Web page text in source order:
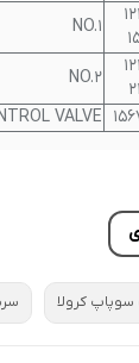
NO.1
NO.2
VALVE
سوپاپ کرولا